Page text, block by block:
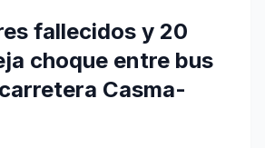
fallecidos y 20
choque entre bus
Casma-